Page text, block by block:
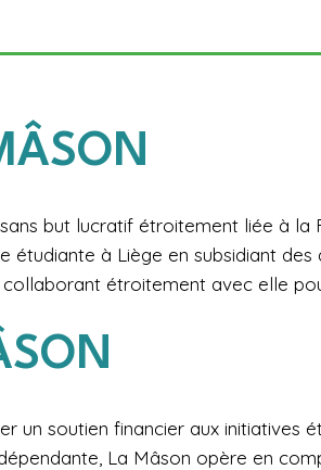
but lucratif étroitement liée à
à Liège en subsidiant
étroitement avec elle
un soutien financier aux initiatives
La Mâson opère en